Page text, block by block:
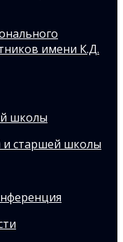
имени К.Д.
школы
и старшей школы